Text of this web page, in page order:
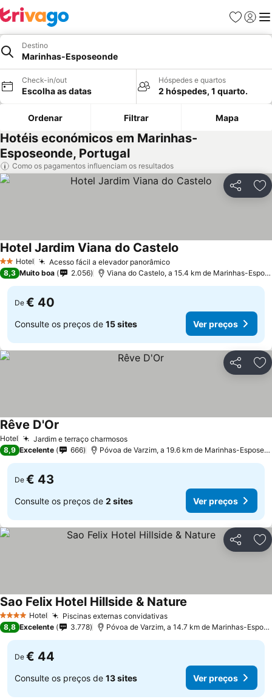
Favoritos
Iniciar
Destino
Marinhas-Esposeonde
Check-in/out
Escolha as datas
Hóspedes e quartos
2 hóspedes, 1 quarto.
Ordenar Filtrar Mapa
Hotéis económicos em Marinhas-
Esposeonde, Portugal
Como os pagamentos influenciam os resultados
Partilhar
2 Estrelas
Hotel Acesso fácil a elevador panorâmicoVer preços
Hotel Jardim Viana do Castelo
8,3 Muito boa 2.056 Viana do Castelo, a 15.4 km de Marinhas-
De € 40
Consulte os preços de 15 sites Ver preços
Partilhar
Hotel Jardim e terraço charmososVer preços
Rêve D'Or
8,9 Excelente 666 Póvoa de Varzim, a 19.6 km de Marinhas-
De € 43
Consulte os preços de 2 sites Ver preços
Partilhar
4 EstrelasHotel Piscinas externas convidativasVer preços
Sao Felix Hotel Hillside & Nature
8,8 Excelente 3.778 Póvoa de Varzim, a 14.7 km de Marinhas-
De € 44
Consulte os preços de 13 sites Ver preços